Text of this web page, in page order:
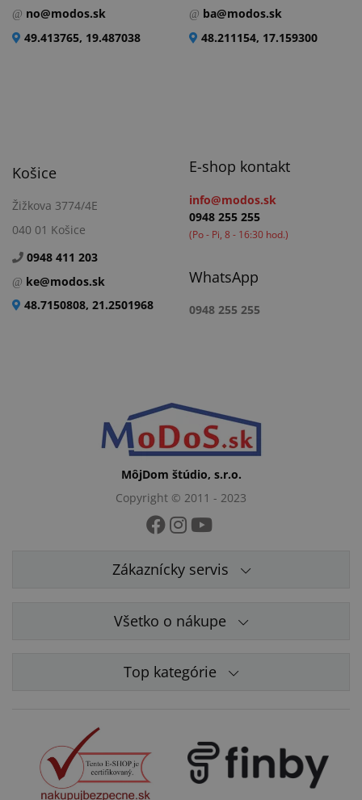
no@modos.sk
49.413765, 19.487038
ba@modos.sk
48.211154, 17.159300
Košice
Žižkova 3774/4E
040 01 Košice
0948 411 203
ke@modos.sk
48.7150808, 21.2501968
E-shop kontakt
info@modos.sk
0948 255 255
(Po - Pi, 8 - 16:30 hod.)
WhatsApp
0948 255 255
MôjDom štúdio, s.r.o.
Copyright © 2011 - 2023
Zákaznícky servis
Všetko o nákupe
Top kategórie